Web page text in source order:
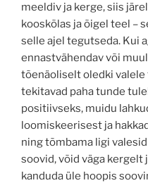
meeldiv ja kerge, siis
kooskõlas ja õigel teel –
selle ajel tegutseda. Kui
ennastvähendav või
tõenäoliselt oledki
tekitavad paha tunde
positiivseks, muidu
loomiskeerisest ja
ning tõmbama ligi
soovid, võid väga
kanduda üle hoopis